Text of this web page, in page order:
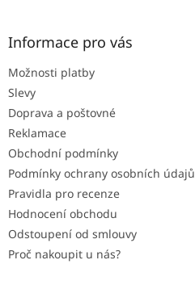
Informace pro vás
Možnosti platby
Slevy
Doprava a poštovné
Reklamace
Obchodní podmínky
Podmínky ochrany osobních údajů
Pravidla pro recenze
Hodnocení obchodu
Odstoupení od smlouvy
Proč nakoupit u nás?